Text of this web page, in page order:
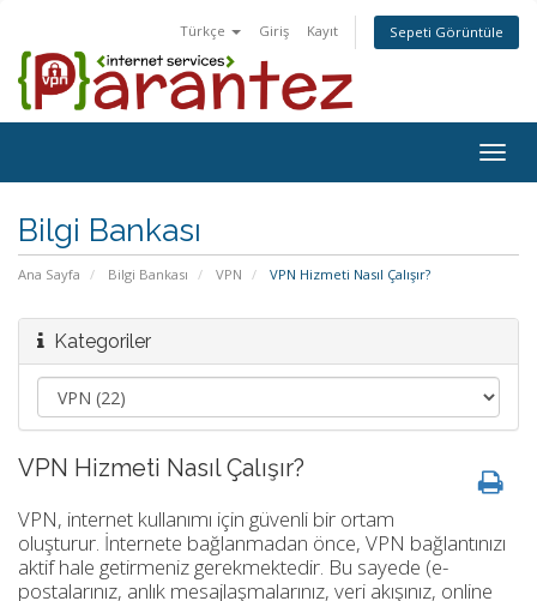
Türkçe Giriş Kayıt Sepeti Görüntüle
Bilgi Bankası
Ana Sayfa Bilgi Bankası VPN VPN Hizmeti Nasıl Çalışır?
Kategoriler
VPN Hizmeti Nasıl Çalışır?
VPN, internet kullanımı için güvenli bir ortam
oluşturur. İnternete bağlanmadan önce, VPN bağlantınızı
aktif hale getirmeniz gerekmektedir. Bu sayede (e-
postalarınız, anlık mesajlaşmalarınız, veri akışınız, online